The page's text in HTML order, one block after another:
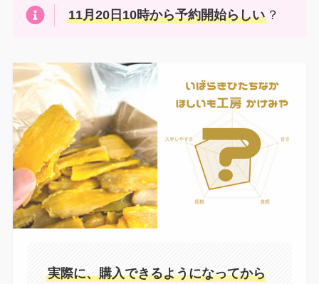
11月20日10時から予約開始らしい ？
実際に、購入できるようになってから